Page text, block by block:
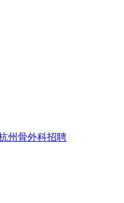
州骨外科招聘